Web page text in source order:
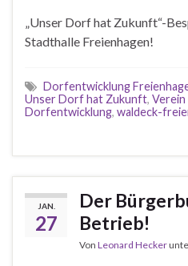
„Unser Dorf hat Zukunft“-
Stadthalle Freienhagen!
Dorfentwicklung
Unser Dorf hat Zukunft,
Dorfentwicklung, waldeck-
JAN.
27
Der
Betrieb!
Von Leonard Hecker